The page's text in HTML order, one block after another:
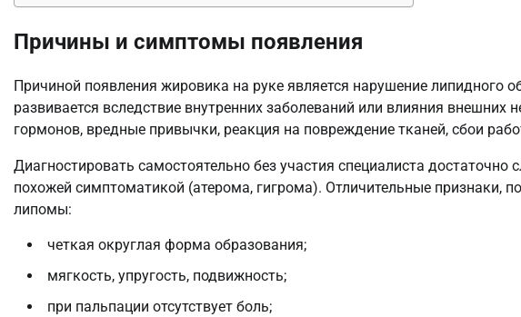
Причины и симптомы появления
Причиной появления жировика на руке является нарушение липидного
развивается вследствие внутренних заболеваний или влияния внешних
гормонов, вредные привычки, реакция на повреждение тканей, сбои
Диагностировать самостоятельно без участия специалиста достаточно
похожей симптоматикой (атерома, гигрома). Отличительные признаки,
липомы:
четкая округлая форма образования;
мягкость, упругость, подвижность;
при пальпации отсутствует боль;